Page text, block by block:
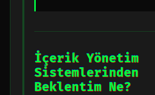
İçerik Yönetim
Sistemlerinden
Beklentim Ne?